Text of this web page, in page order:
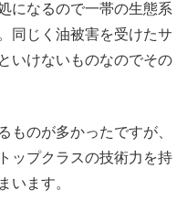
になるので一帯の生態系
同じく油被害を受けたサ
いけないものなのでその
ものが多かったですが、
ップクラスの技術力を持
います。